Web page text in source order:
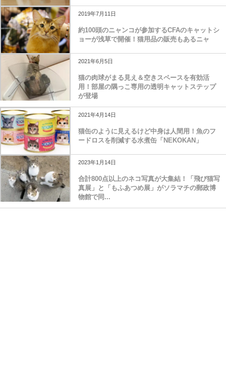
2019年7月11日
約100頭のニャンコが参加するCFAのキャットシ
ョーが浅草で開催！猫用品の販売もあるニャ
2021年6月5日
猫の肉球がまる見え＆空きスペースを有効活
用！部屋の隅っこ専用の透明キャットステップ
が登場
2021年4月14日
猫缶のように見えるけど中身は人間用！魚のフ
ードロスを削減する水煮缶「NEKOKAN」
2023年1月14日
合計800点以上のネコ写真が大集結！「飛び猫写
真展」と「もふあつめ展」がソラマチの郵政博
物館で同...